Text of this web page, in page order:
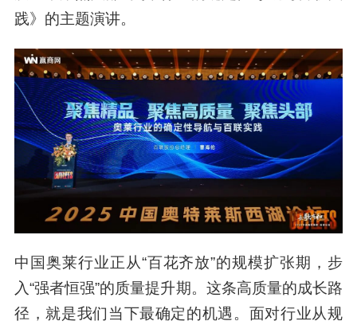
践》的主题演讲。
中国奥莱行业正从“百花齐放”的规模扩张期，步
入“强者恒强”的质量提升期。这条高质量的成长路
径，就是我们当下最确定的机遇。面对行业从规